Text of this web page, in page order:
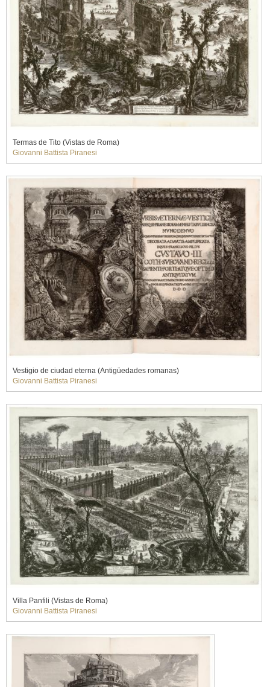
Termas de Tito (Vistas de Roma)
Giovanni Battista Piranesi
Vestigio de ciudad eterna (Antigüedades romanas)
Giovanni Battista Piranesi
Villa Panfili (Vistas de Roma)
Giovanni Battista Piranesi